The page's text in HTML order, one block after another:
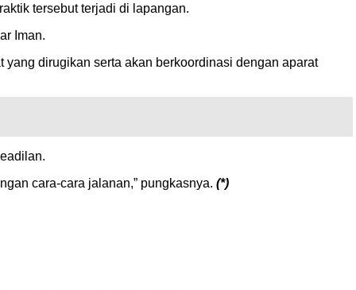
tersebut terjadi di lapangan.
Iman.
dirugikan serta akan berkoordinasi dengan aparat
cara-cara jalanan,” pungkasnya. (*)